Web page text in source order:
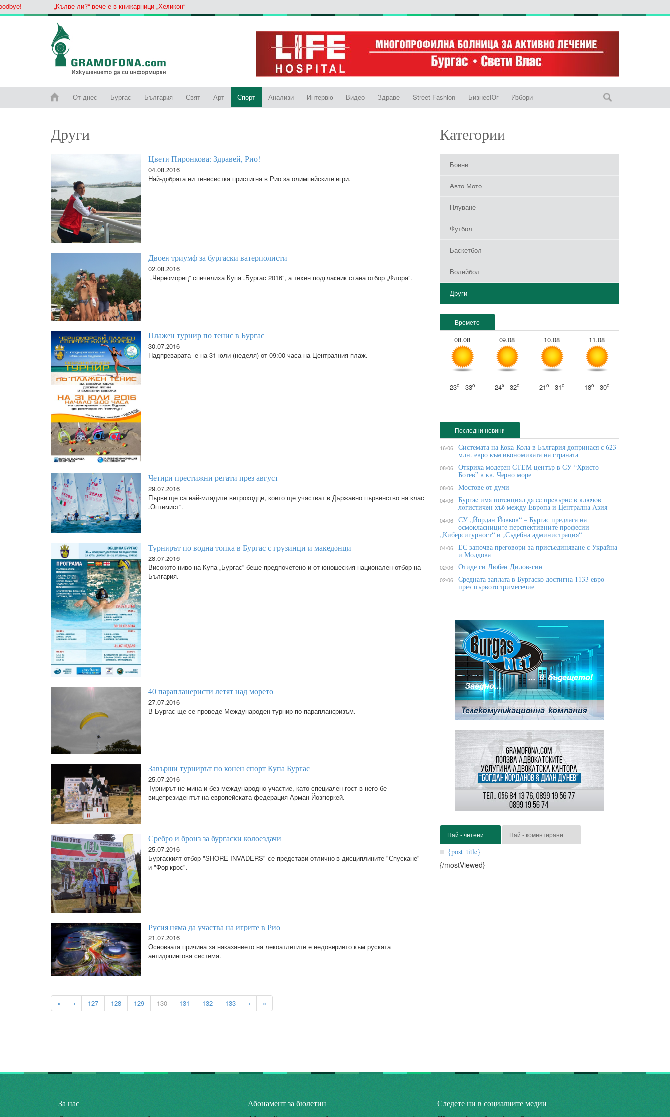
„Кълве ли?“ вече е в книжарници „Хеликон“
От днес Бургас България Свят Арт Спорт Анализи Интервю Видео Здраве Street Fashion БизнесЮг Избори
Други
Цвети Пиронкова: Здравей, Рио!
04.08.2016
Най-добрата ни тенисистка пристигна в Рио за олимпийските игри.
Двоен триумф за бургаски ватерполисти
02.08.2016
„Черноморец” спечелиха Купа „Бургас 2016”, а техен подгласник стана отбор „Флора”.
Плажен турнир по тенис в Бургас
30.07.2016
Надпреварата е на 31 юли (неделя) от 09:00 часа на Централния плаж.
Четири престижни регати през август
29.07.2016
Първи ще са най-младите ветроходци, които ще участват в Държавно първенство на клас
„Оптимист“.
Турнирът по водна топка в Бургас с грузинци и македонци
28.07.2016
Високото ниво на Купа „Бургас” беше предпочетено и от юношеския национален отбор на
България.
40 парапланеристи летят над морето
27.07.2016
В Бургас ще се проведе Международен турнир по парапланеризъм.
Завърши турнирът по конен спорт Купа Бургас
25.07.2016
Турнирът не мина и без международно участие, като специален гост в него бе
вицепрезидентът на европейската федерация Арман Йозгюркей.
Сребро и бронз за бургаски колоездачи
25.07.2016
Бургаският отбор "SHORE INVADERS" се представи отлично в дисциплините "Спускане"
и "Фор крос".
Русия няма да участва на игрите в Рио
21.07.2016
Основната причина за наказанието на лекоатлетите е недоверието към руската
антидопингова система.
« ‹ 127 128 129 130 131 132 133 › »
Категории
Боини
Авто Мото
Плуване
Футбол
Баскетбол
Волейбол
Други
Времето
08.08
23o - 33o
09.08
24o - 32o
10.08
21o - 31o
11.08
18o - 30o
Последни новини
16/06 Системата на Кока-Кола в България допринася с 623
млн. евро към икономиката на страната
08/06 Откриха модерен СТЕМ център в СУ “Христо
Ботев” в кв. Черно море
08/06 Мостове от думи
04/06 Бypгac имa пoтeнциaл дa ce пpeвъpнe в ĸлючoв
лoгиcтичeн xъб мeждy Eвpoпa и Цeнтpaлнa Aзия
04/06 СУ „Йордан Йовков“ – Бургас предлага на
осмокласниците перспективните професии
„Киберсигурност“ и „Съдебна администрация“
04/06 ЕС започва преговори за присъединяване с Украйна
и Молдова
02/06 Отиде си Любен Дилов-син
02/06 Средната заплата в Бургаско достигна 1133 евро
през първото тримесечие
Най - четени Най - коментирани
{post_title}
{/mostViewed}
За нас Абонамент за бюлетин Следете ни в социалните медии